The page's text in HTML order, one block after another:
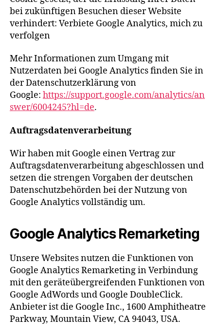
bei zukünftigen Besuchen dieser Website
verhindert: Verbiete Google Analytics, mich zu
verfolgen
Mehr Informationen zum Umgang mit
Nutzerdaten bei Google Analytics finden Sie in
der Datenschutzerklärung von
Google: https://support.google.com/analytics/an
swer/6004245?hl=de.
Auftragsdatenverarbeitung
Wir haben mit Google einen Vertrag zur
Auftragsdatenverarbeitung abgeschlossen und
setzen die strengen Vorgaben der deutschen
Datenschutzbehörden bei der Nutzung von
Google Analytics vollständig um.
Google Analytics Remarketing
Unsere Websites nutzen die Funktionen von
Google Analytics Remarketing in Verbindung
mit den geräteübergreifenden Funktionen von
Google AdWords und Google DoubleClick.
Anbieter ist die Google Inc., 1600 Amphitheatre
Parkway, Mountain View, CA 94043, USA.